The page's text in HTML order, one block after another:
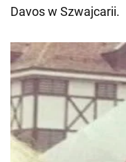
Davos w Szwajcarii.